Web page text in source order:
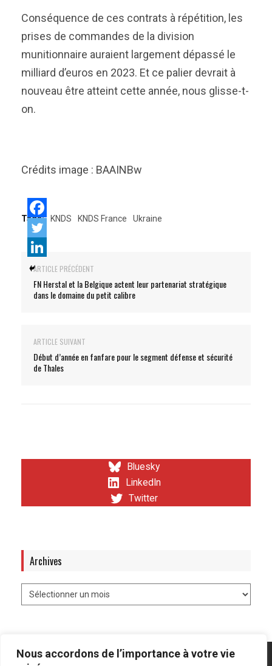
Nous accordons de l’importance à votre vie
Conséquence de ces contrats à répétition, les
prises de commandes de la division
munitionnaire auraient largement dépassé le
milliard d’euros en 2023. Et ce palier devrait à
nouveau être atteint cette année, nous glisse-t-
on.
Crédits image : BAAINBw
Tags: KNDS KNDS France Ukraine
ARTICLE PRÉCÉDENT
FN Herstal et la Belgique actent leur partenariat stratégique
dans le domaine du petit calibre
ARTICLE SUIVANT
Début d’année en fanfare pour le segment défense et sécurité
de Thales
Bluesky
LinkedIn
Twitter
Archives